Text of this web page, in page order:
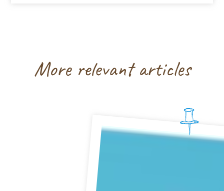
More relevant articles